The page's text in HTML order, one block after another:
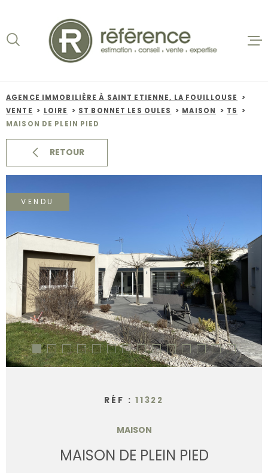
la
recherche
menu
principal
contenu
ACCUEIL
VENTES
BIENS
ALERTE
CONTACT
AGENCE IMMOBILIÈRE À SAINT ETIENNE, LA FOUILLOUSE
VENTE
LOIRE ST BONNET LES OULES MAISON
T5
MAISON DE PLEIN PIED
RETOUR
VENDU
RÉF :11322
MAISON
MAISON DE PLEIN PIED